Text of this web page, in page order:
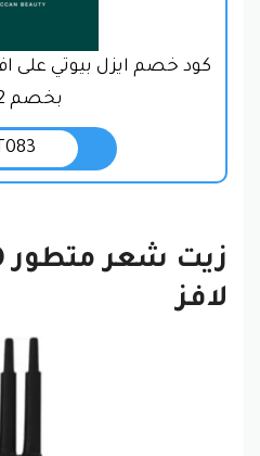
كود خصم ايزل بيوتي على
بخصم 22%
لافز